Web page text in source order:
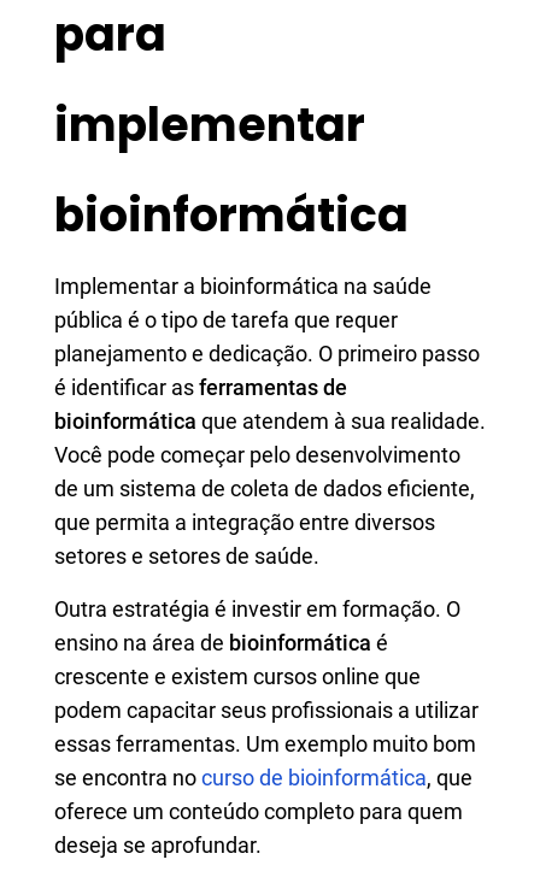
para
implementar
bioinformática
Implementar a bioinformática na saúde
pública é o tipo de tarefa que requer
planejamento e dedicação. O primeiro passo
é identificar asferramentas de
bioinformática que atendem à sua realidade.
Você pode começar pelo desenvolvimento
de um sistema de coleta de dados eficiente,
que permita a integração entre diversos
setores e setores de saúde.
Outra estratégia é investir em formação. O
ensino na área de bioinformática é
crescente e existem cursos online que
podem capacitar seus profissionais a utilizar
essas ferramentas. Um exemplo muito bom
se encontra nocurso de bioinformática, que
oferece um conteúdo completo para quem
deseja se aprofundar.